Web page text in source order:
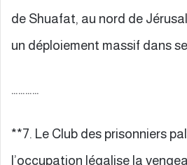
de Shuafat, au nord de
un déploiement massif dans
…………
**7. Le Club des prisonniers
l’occupation légalise la